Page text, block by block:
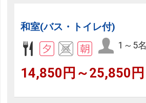
和室(バス・トイレ付)
1～5名
14,850円～25,850円